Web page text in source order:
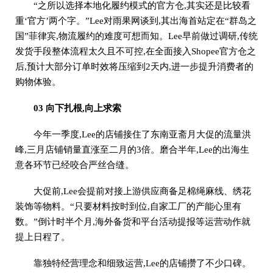
“之所以选择本地化履约模式的官方仓,其实还是比较看
重‘官方’两个字。”Lee对雨果网谈到,其出海首站定在“群岛之
国”菲律宾,物流履约的难度可想而知。Lee早前做过调研,传统
发货手段整体流程太久且不可控,在全面接入Shopee官方仓之
后,预计大部分订单时效将压缩到2天内,进一步提升消费者的
购物体验。
03 向下扎根,向上求索
今年一季度,Lee的店铺接住了东南亚斋月大促的流量洪
峰,三月店铺销量直涨至二月的3倍。磨合半年,Lee的出海生
意各环节已经咬合严丝合缝。
大促前,Lee会提前对接上游供应商备足棉绳麻线、绣花
装饰等物料。“只要材料按时到位,自家工厂的产能心里有
数。”倒计时半个月,海外备货和平台活动提报等运营动作就
提上日程了。
靠独特经营理念和细致运营,Lee的店铺攒了不少口碑。